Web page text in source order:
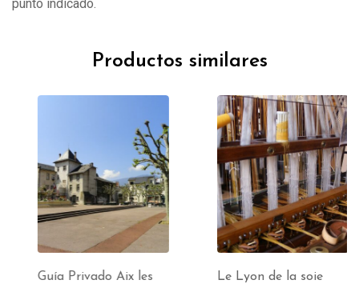
punto indicado.
Productos similares
Guía Privado Aix les
Le Lyon de la soie